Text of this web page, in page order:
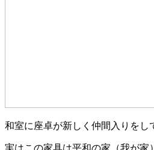
和室に座卓が新しく仲間入りをし
実はこの家具は平和の家（我が家